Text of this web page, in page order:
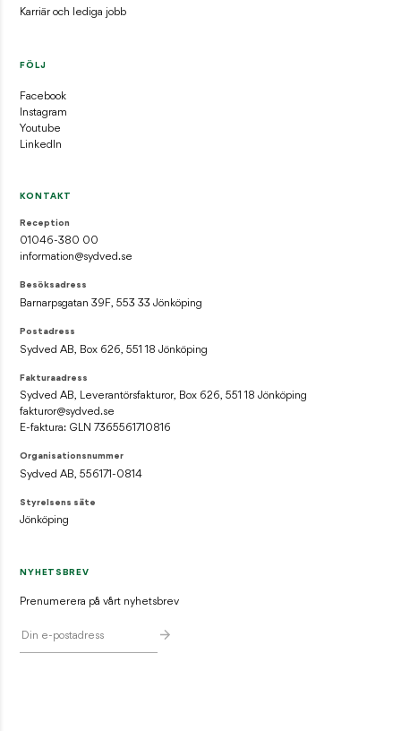
Karriär och lediga jobb
FÖLJ
Facebook
Instagram
Youtube
LinkedIn
KONTAKT
Reception
01046-380 00
information@sydved.se
Besöksadress
Barnarpsgatan 39F, 553 33 Jönköping
Postadress
Sydved AB, Box 626, 551 18 Jönköping
Fakturaadress
Sydved AB, Leverantörsfakturor, Box 626, 551 18 Jönköping
fakturor@sydved.se
E-faktura: GLN 7365561710816
Organisationsnummer
Sydved AB, 556171-0814
Styrelsens säte
Jönköping
NYHETSBREV
Prenumerera på vårt nyhetsbrev